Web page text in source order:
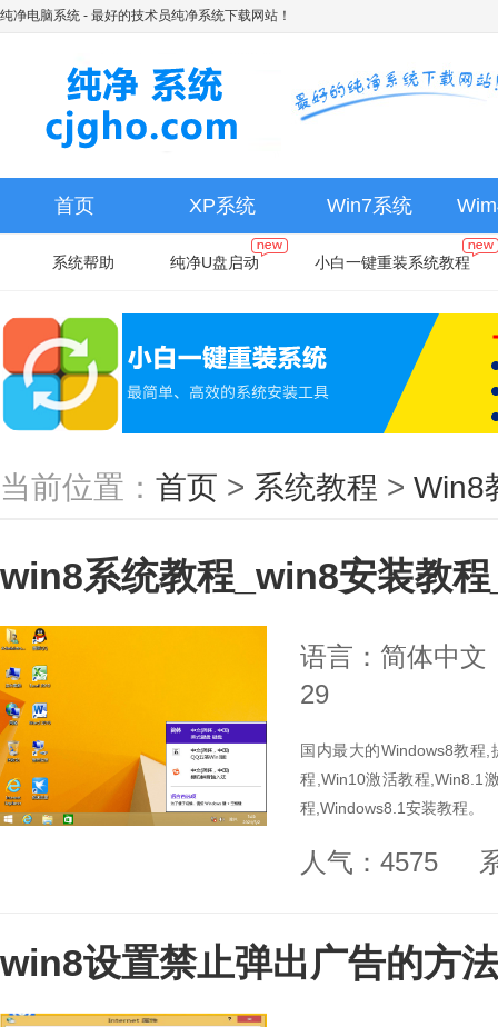
纯净电脑系统 - 最好的技术员纯净系统下载网站！
首页 XP系统 Win7系统
系统帮助 纯净U盘启动 小白一键重装系统教程
当前位置： 首页 > 系统教程 > Win8
win8系统教程_win8安装教
语言：简体中文
29
国内最大的Windows8教程
程,Win10激活教程,Win8.1
程,Windows8.1安装教程。
人气：4575
win8设置禁止弹出广告的方法